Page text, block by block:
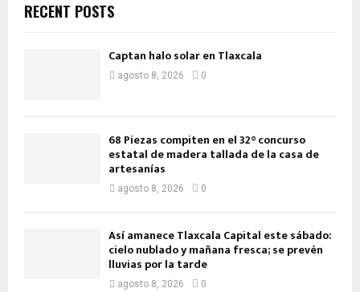
RECENT POSTS
Captan halo solar en Tlaxcala
agosto 8, 2026 0
68 Piezas compiten en el 32° concurso
estatal de madera tallada de la casa de
artesanías
agosto 8, 2026 0
Así amanece Tlaxcala Capital este sábado:
cielo nublado y mañana fresca; se prevén
lluvias por la tarde
agosto 8, 2026 0